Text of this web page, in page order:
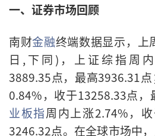
一、证券市场回顾
南财金融终端数据显示，上
日,下同)，上证综指周
3889.35点，最高3936.31
0.84%，收于13258.33点，
业板指周内上涨2.74%，
3246.32点。在全球市场中，